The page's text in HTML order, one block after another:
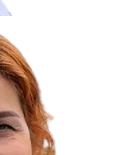
pre prevádzku tejto